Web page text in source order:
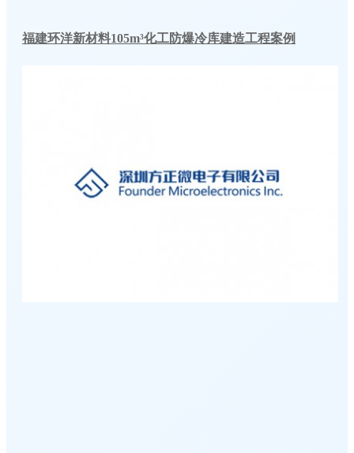
福建环洋新材料105m³化工防爆冷库建造工程案例